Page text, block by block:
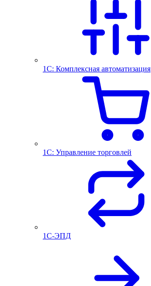
1С: Комплексная автоматизация
1С: Управление торговлей
1С-ЭПД